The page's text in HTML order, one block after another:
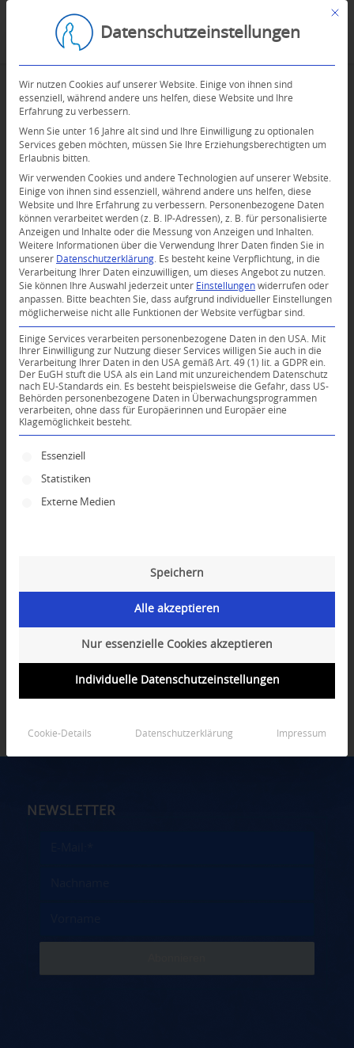
0
KOMMENTARE
Dein Kommentar
An Diskussion beteiligen?
Hinterlassen Sie uns Ihren Kommentar!
Name*
E-Mail-Adresse*
NEWSLETTER
Mit
Datenschutzeinstellungen
Wir nutzen Cookies auf unserer Website. Einige von ihnen sind
essenziell, während andere uns helfen, diese Website und Ihre
Erfahrung zu verbessern.
Wenn Sie unter 16 Jahre alt sind und Ihre Einwilligung zu optionalen
Services geben möchten, müssen Sie Ihre Erziehungsberechtigten um
Erlaubnis bitten.
Wir verwenden Cookies und andere Technologien auf unserer Website.
Einige von ihnen sind essenziell, während andere uns helfen, diese
Website und Ihre Erfahrung zu verbessern.
Personenbezogene Daten
können verarbeitet werden (z. B. IP-Adressen), z. B. für personalisierte
Anzeigen und Inhalte oder die Messung von Anzeigen und Inhalten.
Weitere Informationen über die Verwendung Ihrer Daten finden Sie in
unserer Datenschutzerklärung
Es besteht keine Verpflichtung, in die
Verarbeitung Ihrer Daten einzuwilligen, um dieses Angebot zu nutzen.
Sie können Ihre Auswahl jederzeit unter Einstellungen widerrufen oder
anpassen.
Bitte beachten Sie, dass aufgrund individueller Einstellungen
möglicherweise nicht alle Funktionen der Website verfügbar sind.
Einige Services verarbeiten personenbezogene Daten in den USA. Mit
Ihrer Einwilligung zur Nutzung dieser Services willigen Sie auch in die
Verarbeitung Ihrer Daten in den USA gemäß Art. 49 (1) lit. a GDPR ein.
Der EuGH stuft die USA als ein Land mit unzureichendem Datenschutz
nach EU-Standards ein. Es besteht beispielsweise die Gefahr, dass US-
Behörden personenbezogene Daten in Überwachungsprogrammen
verarbeiten, ohne dass für Europäerinnen und Europäer eine
Klagemöglichkeit besteht.
Es folgt eine Liste der Service-Gruppen, für die
Essenziell
Statistiken
Externe Medien
Speichern
Alle akzeptieren
Nur essenzielle Cookies akzeptieren
Individuelle Datenschutzeinstellungen
Cookie-Details Datenschutzerklärung Impressum